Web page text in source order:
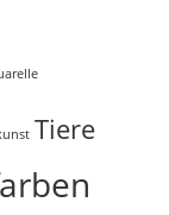
Tiere